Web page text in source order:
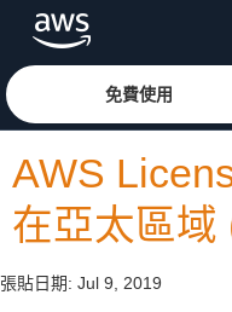
跳至主要內容按一下這裡可返
免費使用
AWS
在亞太區域
張貼日期: Jul 9, 2019